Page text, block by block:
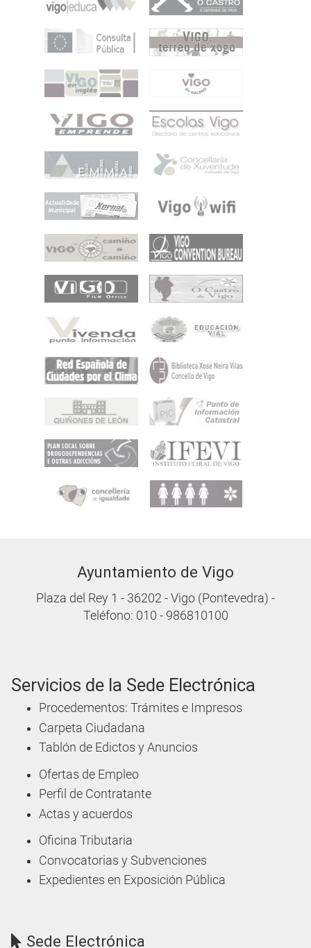
Ayuntamiento de Vigo
Plaza del Rey 1 - 36202 - Vigo (Pontevedra) -
Teléfono: 010 - 986810100
Servicios de la Sede Electrónica
Procedementos: Trámites e Impresos
Carpeta Ciudadana
Tablón de Edictos y Anuncios
Ofertas de Empleo
Perfil de Contratante
Actas y acuerdos
Oficina Tributaria
Convocatorias y Subvenciones
Expedientes en Exposición Pública
Sede Electrónica